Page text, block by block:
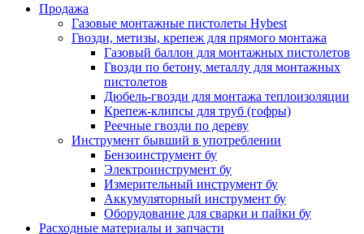
Продажа
Газовые монтажные пистолеты Hybest
Гвозди, метизы, крепеж для прямого монтажа
Газовый баллон для монтажных пистолетов
Гвозди по бетону, металлу для монтажных
пистолетов
Дюбель-гвозди для монтажа теплоизоляции
Крепеж-клипсы для труб (гофры)
Реечные гвозди по дереву
Инструмент бывший в употреблении
Бензоинструмент бу
Электроинструмент бу
Измерительный инструмент бу
Аккумуляторный инструмент бу
Оборудование для сварки и пайки бу
Расходные материалы и запчасти